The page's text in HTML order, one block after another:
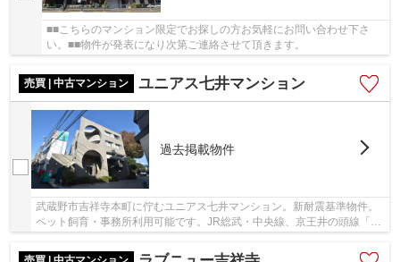
■■こちらのマンション限定でお探しの方お気軽にお問い合わせ下さ
い。■■物件が発表になり次第ご連絡させて頂きます。
売買 | 中古マンション ユニアス七井マンション
過去掲載物件
武蔵野市吉祥寺本町に佇むユニアス七井マンション。新耐震基準物件。
ペット飼育・事務所利用可能です。JR総武・中央線、京王井の頭線「吉